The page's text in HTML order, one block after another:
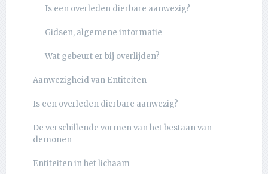
Is een overleden dierbare aanwezig?
Gidsen, algemene informatie
Wat gebeurt er bij overlijden?
Aanwezigheid van Entiteiten
Is een overleden dierbare aanwezig?
De verschillende vormen van het bestaan van
demonen
Entiteiten in het lichaam